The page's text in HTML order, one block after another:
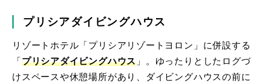
プリシアダイビングハウス
リゾートホテル「プリシアリゾートヨロン」に併設する
「 プリシアダイビングハウス 」。ゆったりとしたログづ
けスペースや休憩場所があり、ダイビングハウスの前に